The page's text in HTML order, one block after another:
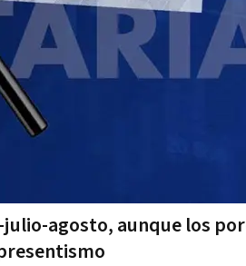
agosto, aunque los